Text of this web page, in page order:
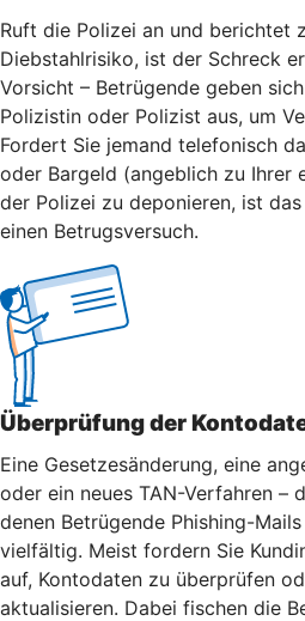
Ruft die Polizei an und berichtet
Diebstahlrisiko, ist der Schreck
Vorsicht – Betrügende geben
Polizistin oder Polizist aus, um
Fordert Sie jemand telefonisch
oder Bargeld (angeblich zu Ihrer
der Polizei zu deponieren, ist
einen Betrugsversuch.
Überprüfung der
Eine Gesetzesänderung, eine
oder ein neues TAN-Verfahren –
denen Betrügende Phishing-
vielfältig. Meist fordern Sie
auf, Kontodaten zu überprüfen
aktualisieren. Dabei fischen die